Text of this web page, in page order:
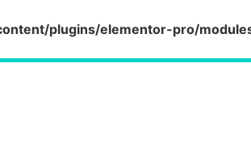
plugins/elementor-pro/